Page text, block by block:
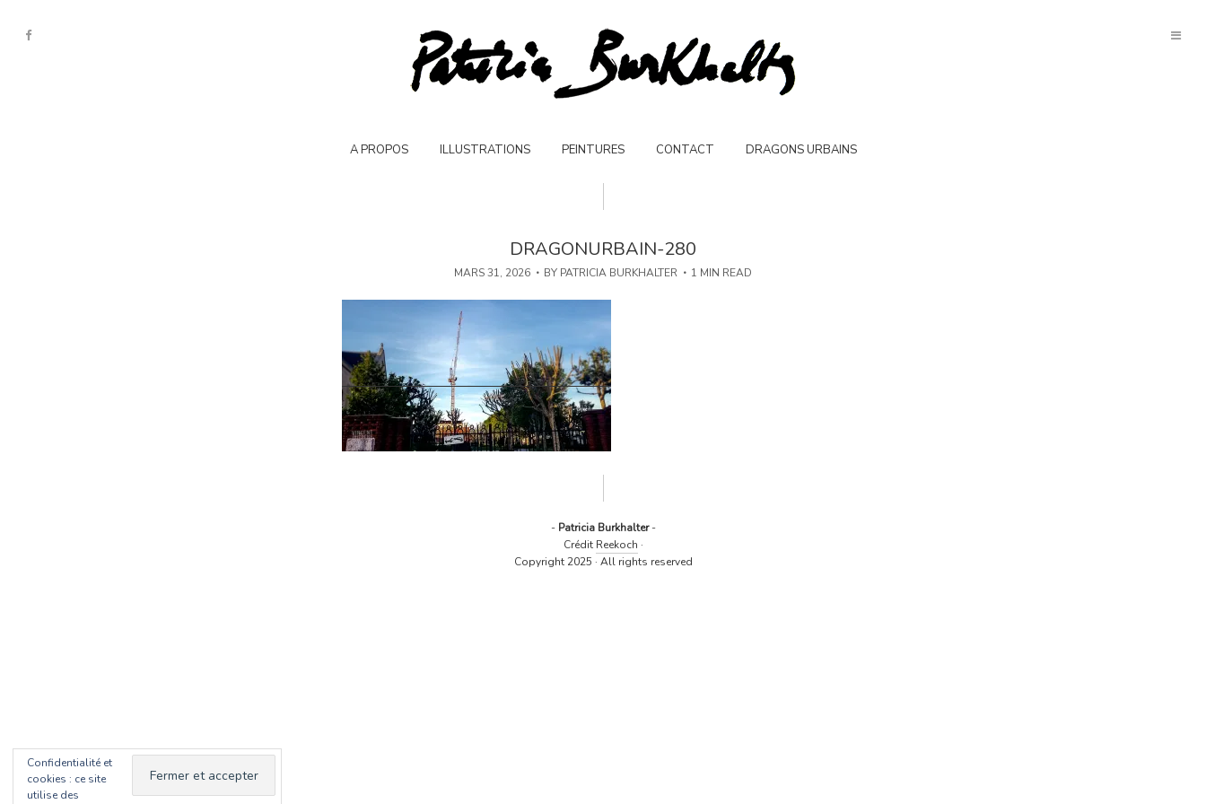
A PROPOS ILLUSTRATIONS PEINTURES CONTACT DRAGONS URBAINS
DRAGONURBAIN-280
MARS 31, 2026 BY PATRICIA BURKHALTER 1 MIN READ
- Patricia Burkhalter-
Crédit Reekoch ·
Copyright 2025 · All rights reserved
Confidentialité et
cookies : ce site
utilise des